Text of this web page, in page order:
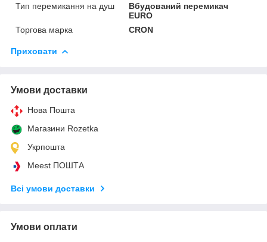
Тип перемикання на душ
Вбудований перемикач
EURO
Торгова марка
CRON
Приховати
Умови доставки
Нова Пошта
Магазини Rozetka
Укрпошта
Meest ПОШТА
Всі умови доставки
Умови оплати